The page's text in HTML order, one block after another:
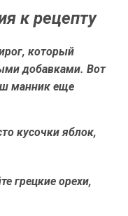
к рецепту
который
добавками. Вот
манник еще
кусочки яблок,
грецкие орехи,